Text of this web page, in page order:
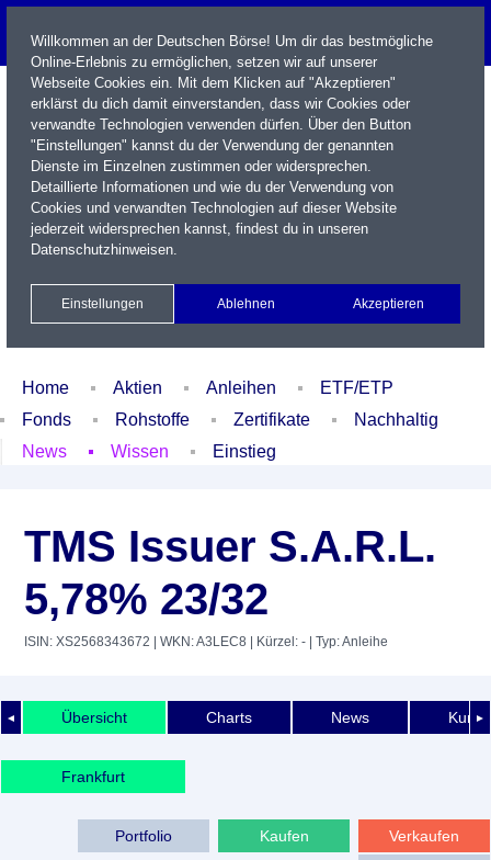
Name / WKN / ISIN / Kürzel
Xetra Realtime
Watchlist Portfolio Login
Home Aktien Anleihen
ETF/ETP
Fonds
Rohstoffe Zertifikate
Nachhaltig
News
Wissen Einstieg
TMS Issuer S.A.R.L.
5,78% 23/32
ISIN: XS2568343672 | WKN: A3LEC8 | Kürzel: - | Typ: Anleihe
◄ ►
Übersicht Charts News
Frankfurt
Verkaufen
Kaufen
Portfolio
Willkommen an der Deutschen Börse! Um dir das bestmögliche
Online-Erlebnis zu ermöglichen, setzen wir auf unserer
Webseite Cookies ein. Mit dem Klicken auf "Akzeptieren"
erklärst du dich damit einverstanden, dass wir Cookies oder
verwandte Technologien verwenden dürfen. Über den Button
"Einstellungen" kannst du der Verwendung der genannten
Dienste im Einzelnen zustimmen oder widersprechen.
Detaillierte Informationen und wie du der Verwendung von
Cookies und verwandten Technologien auf dieser Website
jederzeit widersprechen kannst, findest du in unseren
Datenschutzhinweisen.
Einstellungen Ablehnen Akzeptieren